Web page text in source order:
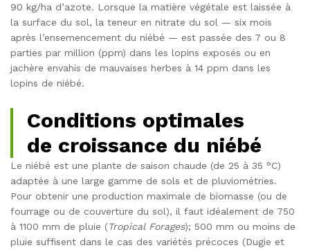
90 kg/ha d’azote. Lorsque la matière végétale est laissée à
la surface du sol, la teneur en nitrate du sol — six mois
après l’ensemencement du niébé — est passée des 7 ou 8
parties par million (ppm) dans les lopins exposés ou en
jachère envahis de mauvaises herbes à 14 ppm dans les
lopins de niébé.
Conditions optimales
de croissance du niébé
Le niébé est une plante de saison chaude (de 25 à 35 °C)
adaptée à une large gamme de sols et de pluviométries.
Pour obtenir une production maximale de biomasse (ou de
fourrage ou de couverture du sol), il faut idéalement de 750
à 1100 mm de pluie (Tropical Forages); 500 mm ou moins de
pluie suffisent dans le cas des variétés précoces (Dugie et